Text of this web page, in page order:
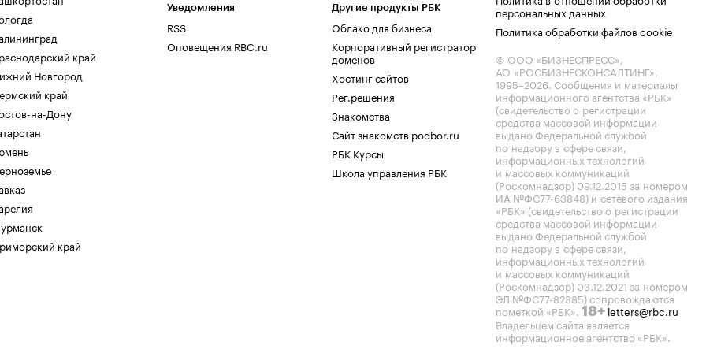
край
Новгород
край
на-Дону
край
Уведомления
RSS
Оповещения RBC.ru
Другие продукты РБК
Облако для бизнеса
Корпоративный регистратор
доменов
Хостинг сайтов
Рег.решения
Знакомства
Сайт знакомств podbor.ru
РБК Курсы
Школа управления РБК
персональных данных
Политика обработки файлов cookie
© ООО «БИЗНЕСПРЕСС»,
АО «РОСБИЗНЕСКОНСАЛТИНГ»,
1995–2026. Сообщения и материалы
информационного агентства «РБК»
(свидетельство о регистрации
средства массовой информации
выдано Федеральной службой
по надзору в сфере связи,
информационных технологий
и массовых коммуникаций
(Роскомнадзор) 09.12.2015 за номером
ИА №ФС77-63848) и сетевого издания
«РБК» (свидетельство о регистрации
средства массовой информации
выдано Федеральной службой
по надзору в сфере связи,
информационных технологий
и массовых коммуникаций
(Роскомнадзор) 03.12.2021 за номером
ЭЛ №ФС77-82385) сопровождаются
пометкой «РБК». 18+ letters@rbc.ru
Владельцем сайта является
информационное агентство «РБК».